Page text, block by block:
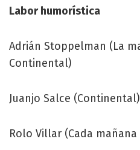
Labor humorística
Adrián Stoppelman (La
Continental)
Juanjo Salce (Continental)
Rolo Villar (Cada mañana